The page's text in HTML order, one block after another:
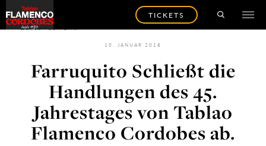
TICKETS
ZURÜCK ZU NEWS
10. JANUAR 2018
Farruquito Schließt die
Handlungen des 45.
Jahrestages von Tablao
Flamenco Cordobes ab.